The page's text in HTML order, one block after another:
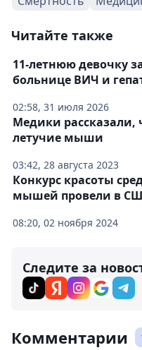
Читайте также
02:58, 31 июля 2026
11-летнюю девочку
больнице ВИЧ и
03:42, 28 августа 2023
Медики рассказали,
летучие мыши
08:20, 02 ноября 2024
Конкурс красоты
мышей провели в
Следите за
Комментарии